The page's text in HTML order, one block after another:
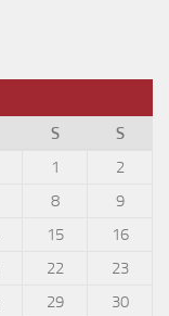
S
S
1
2
8
9
15
16
22
23
29
30